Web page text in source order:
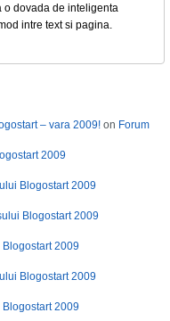
o dovada de inteligenta
intre text si pagina.
– vara 2009!on Forum
2009
Blogostart 2009
Blogostart 2009
2009
Blogostart 2009
2009